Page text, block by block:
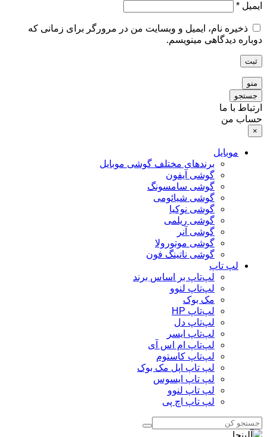
ایمیل *
ذخیره نام، ایمیل و وبسایت من در مرورگر برای زمانی که
دوباره دیدگاهی مینویسم.
ثبت
منو
جستجو
ارتباط با ما
حساب من
×
موبایل
برندهای مختلف گوشی موبایل
گوشی آیفون
گوشی سامسونگ
گوشی شیائومی
گوشی نوکیا
گوشی ریلمی
گوشی آنر
گوشی موتورولا
گوشی ناتینگ فون
لپ تاپ
لپ‌تاپ بر اساس برند
لپ‌تاپ لنوو
مک بوک
لپ‌تاپ HP
لپ‌تاپ دل
لپ‌تاپ ایسر
لپ‌تاپ ام اس آی
لپ‌تاپ کاستوم
لپ تاپ اپل مک بوک
لپ تاپ ایسوس
لپ تاپ لنوو
لپ تاپ اچ پی